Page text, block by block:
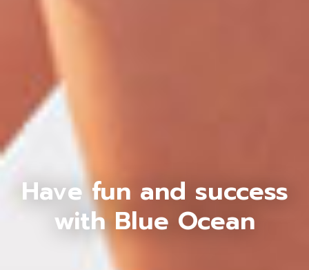
Have fun and success
with Blue Ocean